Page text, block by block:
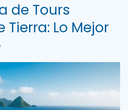
de Tours
Tierra: Lo Mejor